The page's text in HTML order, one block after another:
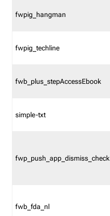
fwpig_hangman
fwpig_techline
fwb_plus_stepAccessEbook
simple-txt
fwp_push_app_dismiss_check
fwb_fda_nl